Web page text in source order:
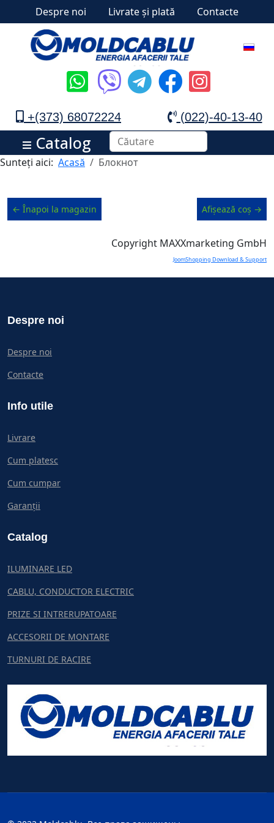
Despre noi Livrate și plată Contacte
+(373) 68072224 (022)-40-13-40
Catalog
Sunteți aici: Acasă Блокнот
← Înapoi la magazin Afișează coș →
Copyright MAXXmarketing GmbH
JoomShopping Download & Support
Despre noi
Despre noi
Contacte
Info utile
Livrare
Cum platesc
Cum cumpar
Garanții
Catalog
ILUMINARE LED
CABLU, CONDUCTOR ELECTRIC
PRIZE SI INTRERUPATOARE
ACCESORII DE MONTARE
TURNURI DE RACIRE